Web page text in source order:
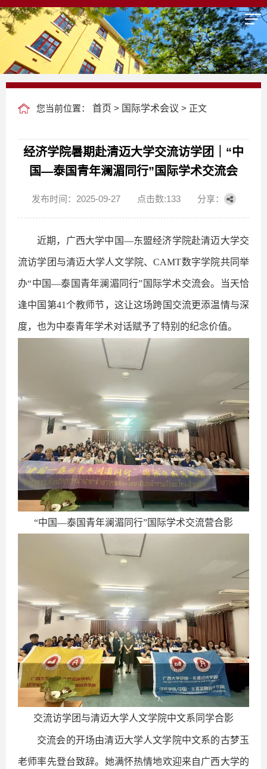
您当前位置： 首页 > 国际学术会议 > 正文
经济学院暑期赴清迈大学交流访学团｜“中
国—泰国青年澜湄同行”国际学术交流会
发布时间：2025-09-27 点击数:133 分享：
近期，广西大学中国—东盟经济学院赴清迈大学交
流访学团与清迈大学人文学院、CAMT数字学院共同举
办“中国—泰国青年澜湄同行”国际学术交流会。当天恰
逢中国第41个教师节，这让这场跨国交流更添温情与深
度，也为中泰青年学术对话赋予了特别的纪念价值。
“中国—泰国青年澜湄同行”国际学术交流营合影
交流访学团与清迈大学人文学院中文系同学合影
交流会的开场由清迈大学人文学院中文系的古梦玉
老师率先登台致辞。她满怀热情地欢迎来自广西大学的